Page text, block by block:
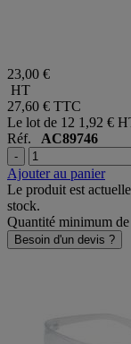
23,00 €
HT
27,60 € TTC
Le lot de 12 1,92 €
Réf. AC89746
-
Ajouter au panier
Le produit est
stock.
Quantité minimum de
Besoin d'un devis ?